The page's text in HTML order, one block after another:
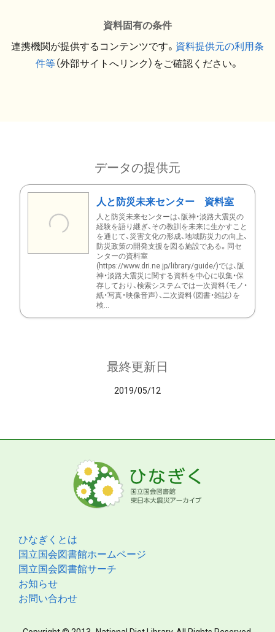
資料固有の条件
連携機関が提供するコンテンツです。 資料提供元の利用条
件等（外部サイトへリンク）をご確認ください。
データの提供元
人と防災未来センター 資料室
人と防災未来センターは、阪神・淡路大震災の
経験を語り継ぎ、その教訓を未来に生かすこと
を通じて、災害文化の形成、地域防災力の向上、
防災政策の開発支援を図る施設である。同セ
ンターの資料室
(https://www.dri.ne.jp/library/guide/)では、阪
神・淡路大震災に関する資料を中心に収集・保
存しており、検索システムでは一次資料（モノ・
紙・写真・映像音声）、二次資料（図書・雑誌）を
検...
最終更新日
2019/05/12
ひなぎくとは
国立国会図書館ホームページ
国立国会図書館サーチ
お知らせ
お問い合わせ